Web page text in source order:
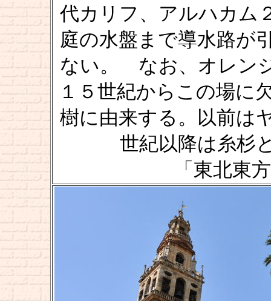
代カリフ、アルハカム
庭の水盤まで導水路が
ない。 なお、オレン
１５世紀からこの場に
樹に由来する。以前は
世紀以降は糸杉
「東北東